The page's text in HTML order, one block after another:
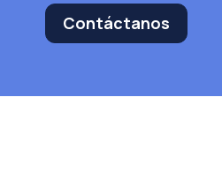
Contáctanos